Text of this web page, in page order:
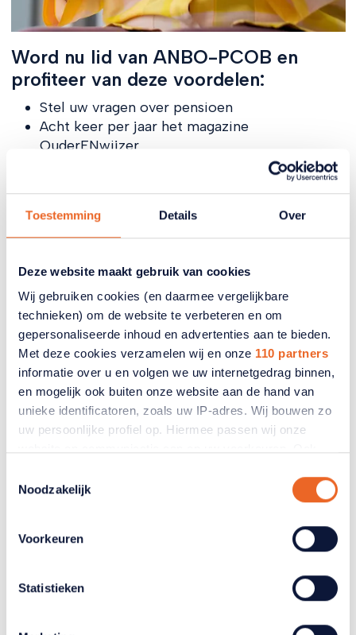
Toestemming Details Over
Deze website maakt gebruik van cookies
Wij gebruiken cookies (en daarmee vergelijkbare
technieken) om de website te verbeteren en om
gepersonaliseerde inhoud en advertenties aan te bieden.
Met deze cookies verzamelen wij en onze 110 partners
informatie over u en volgen we uw internetgedrag binnen,
en mogelijk ook buiten onze website aan de hand van
unieke identificatoren, zoals uw IP-adres. Wij bouwen zo
uw persoonlijke profiel op. Hiermee passen wij onze
van uw recente internetgedrag. Ook delen we mogelijk
partners voor social media, adverteren en analyse. Deze
partners kunnen deze gegevens combineren met andere
verzameld op basis van uw gebruik van hun services.
Verandert u later van gedachten? U kunt uw voorkeuren
Noodzakelijk
Voorkeuren
Statistieken
Word nu lid van ANBO-PCOB en
profiteer van deze voordelen:
Stel uw vragen over pensioen
Acht keer per jaar het magazine
OuderENwijzer
Voordeel via het ANBO-PCOB Zorgcollectief
Ontmoetingen met andere leden, lokaal en
digitaal via het Trefpunt
slechts €4 per maand)
Word nu lid
Gerelateerde artikelen